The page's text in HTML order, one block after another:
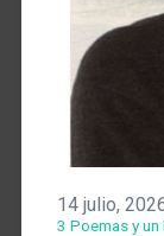
14 julio,
3 Poemas y